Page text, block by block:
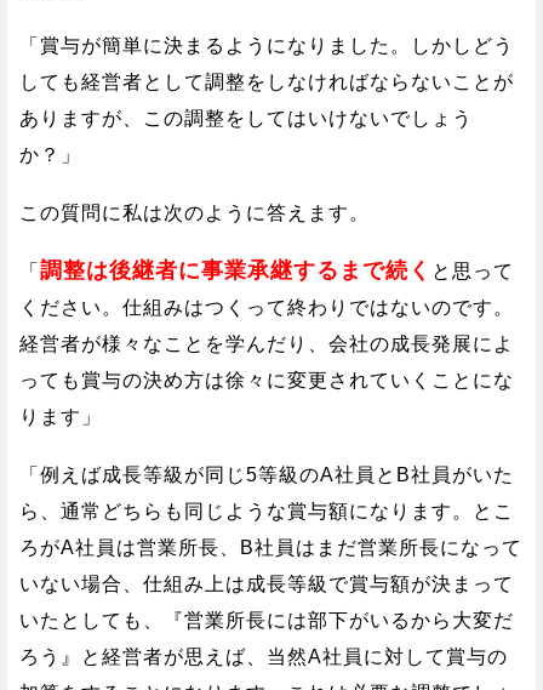
「賞与が簡単に決まるようになりました。しかしどう
しても経営者として調整をしなければならないことが
ありますが、この調整をしてはいけないでしょう
か？」
この質問に私は次のように答えます。
「 調整は後継者に事業承継するまで続く と思って
ください。仕組みはつくって終わりではないのです。
経営者が様々なことを学んだり、会社の成長発展によ
っても賞与の決め方は徐々に変更されていくことにな
ります」
「例えば成長等級が同じ5等級のA社員とB社員がいた
ら、通常どちらも同じような賞与額になります。とこ
ろがA社員は営業所長、B社員はまだ営業所長になって
いない場合、仕組み上は成長等級で賞与額が決まって
いたとしても、『営業所長には部下がいるから大変だ
ろう』と経営者が思えば、当然A社員に対して賞与の